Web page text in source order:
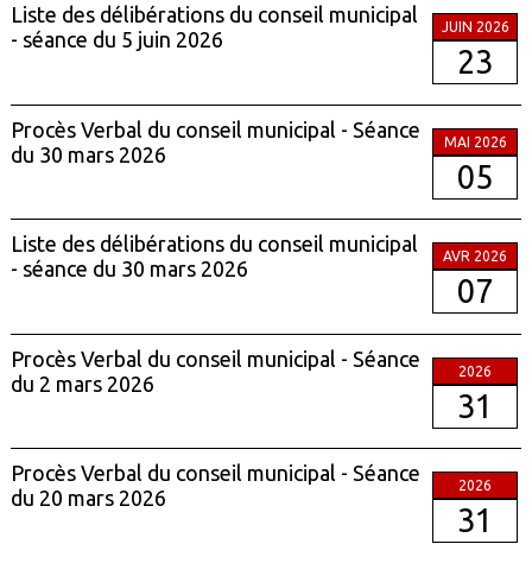
Liste des délibérations du conseil municipal
- séance du 5 juin 2026
JUIN 2026
23
Procès Verbal du conseil municipal - Séance
du 30 mars 2026
MAI 2026
05
Liste des délibérations du conseil municipal
- séance du 30 mars 2026
AVR 2026
07
Procès Verbal du conseil municipal - Séance
du 2 mars 2026
2026
31
Procès Verbal du conseil municipal - Séance
du 20 mars 2026
2026
31